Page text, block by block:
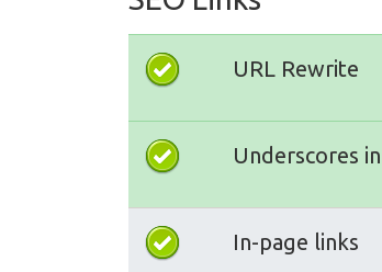
URL Rewrite
Underscores
In-page links